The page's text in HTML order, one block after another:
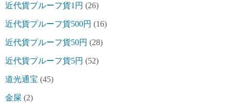
近代貨プルーフ貨1円 (26)
近代貨プルーフ貨500円 (16)
近代貨プルーフ貨50円 (28)
近代貨プルーフ貨5円 (52)
道光通宝 (45)
金屎 (2)